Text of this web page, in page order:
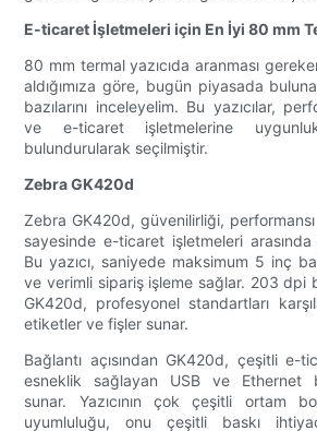
E-ticaret İşletmeleri için En İyi 80 mm
80 mm termal yazıcıda aranması
aldığımıza göre, bugün piyasada
bazılarını inceleyelim. Bu yazıcılar,
ve e-ticaret işletmelerine
bulundurularak seçilmiştir.
Zebra GK420d
Zebra GK420d, güvenilirliği, performansı
sayesinde e-ticaret işletmeleri
Bu yazıcı, saniyede maksimum 5 inç
ve verimli sipariş işleme sağlar. 203 dpi
GK420d, profesyonel standartları
etiketler ve fişler sunar.
Bağlantı açısından GK420d, çeşitli e-
esneklik sağlayan USB ve Ethernet
sunar. Yazıcının çok çeşitli ortam
uyumluluğu, onu çeşitli baskı